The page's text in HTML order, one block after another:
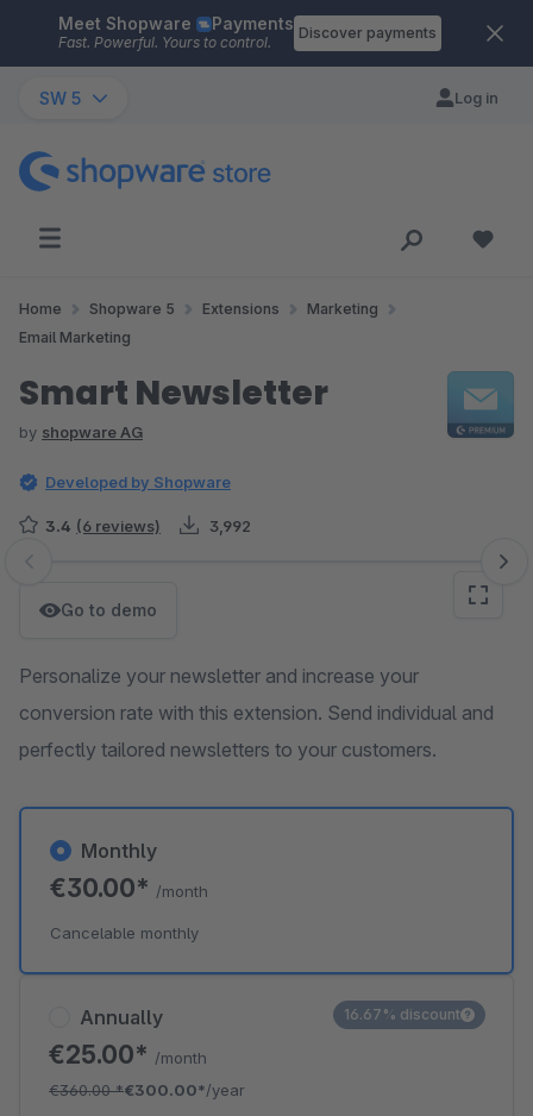
Skip to main content
Meet Shopware Payments
Fast. Powerful. Yours to control.
Discover payments
SW 5 Log in
Home Shopware 5 Extensions
Marketing
Email Marketing
Smart Newsletter
by shopware AG
Developed by Shopware
3.4 (6 reviews) 3,992
Skip image gallery
Go to demo
Personalize your newsletter and increase your
conversion rate with this extension. Send individual and
perfectly tailored newsletters to your customers.
Annually
€25.00* /month
€360.00*€300.00*/year
16.67% discount
Monthly
€30.00* /month
Cancelable monthly